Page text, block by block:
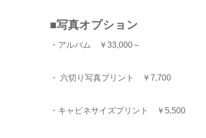
■写真オプション
・アルバム ￥33,000～
・ 六切り写真プリント ￥7,700
・キャビネサイズプリント ￥5,500